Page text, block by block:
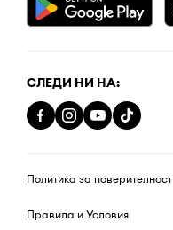
СЛЕДИ НИ НА:
Политика за поверителност
Правила и Условия